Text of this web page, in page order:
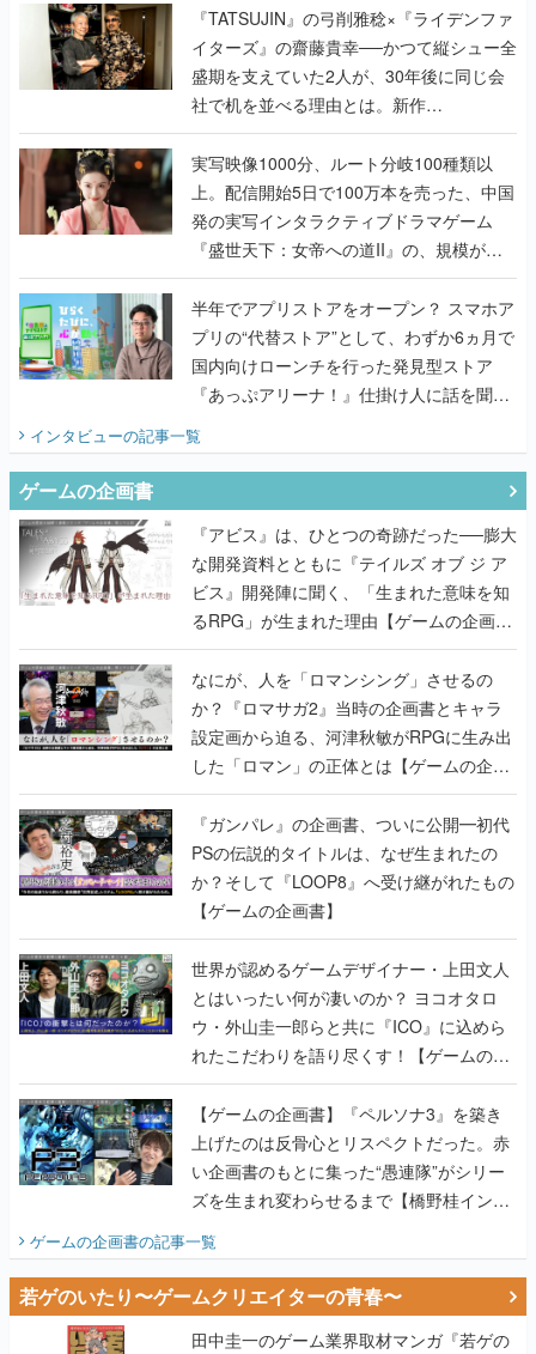
く
『TATSUJIN』の弓削雅稔×『ライデンファ
イターズ』の齋藤貴幸──かつて縦シュー全
盛期を支えていた2人が、30年後に同じ会
社で机を並べる理由とは。新作
『TATSUJIN EXTREME』で初タッグを組
んだレジェンド2人に訊く開発秘話
実写映像1000分、ルート分岐100種類以
上。配信開始5日で100万本を売った、中国
発の実写インタラクティブドラマゲーム
『盛世天下：女帝への道II』の、規模が違
うこだわりをプロデューサーに聞いた
半年でアプリストアをオープン？ スマホア
プリの“代替ストア”として、わずか6ヵ月で
国内向けローンチを行った発見型ストア
『あっぷアリーナ！』仕掛け人に話を聞い
インタビューの記事一覧
ゲームの企画書
『アビス』は、ひとつの奇跡だった──膨大
な開発資料とともに『テイルズ オブ ジ ア
ビス』開発陣に聞く、「生まれた意味を知
るRPG」が生まれた理由【ゲームの企画
書】
なにが、人を「ロマンシング」させるの
か？『ロマサガ2』当時の企画書とキャラ
設定画から迫る、河津秋敏がRPGに生み出
した「ロマン」の正体とは【ゲームの企画
書】
『ガンパレ』の企画書、ついに公開━初代
PSの伝説的タイトルは、なぜ生まれたの
か？そして『LOOP8』へ受け継がれたもの
【ゲームの企画書】
世界が認めるゲームデザイナー・上田文人
とはいったい何が凄いのか？ ヨコオタロ
ウ・外山圭一郎らと共に『ICO』に込めら
れたこだわりを語り尽くす！【ゲームの企
画書】
【ゲームの企画書】『ペルソナ3』を築き
上げたのは反骨心とリスペクトだった。赤
い企画書のもとに集った“愚連隊”がシリー
ズを生まれ変わらせるまで【橋野桂インタ
ゲームの企画書の記事一覧
若ゲのいたり〜ゲームクリエイターの青春〜
田中圭一のゲーム業界取材マンガ『若ゲの